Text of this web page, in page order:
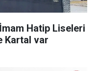
Hatip Liseleri
Kartal var